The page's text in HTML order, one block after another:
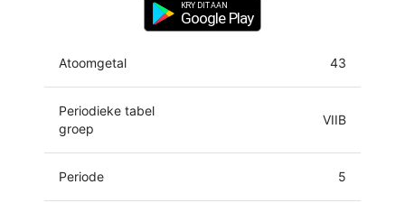
KRY DIT AAN
Google Play
Atoomgetal 43
Periodieke tabel
groep
VIIB
Periode 5